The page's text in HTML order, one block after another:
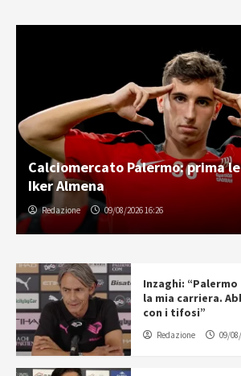
Calciomercato Palermo: prima
Iker Almena
Redazione 09/08/2026 16:26
Inzaghi:
la mia carriera.
con i tifosi”
Redazione 09/